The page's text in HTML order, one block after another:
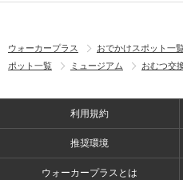
ウォーカープラス おでかけスポット一
ポット一覧
ミュージアム おむつ交
利用規約
推奨環境
ウォーカープラスとは